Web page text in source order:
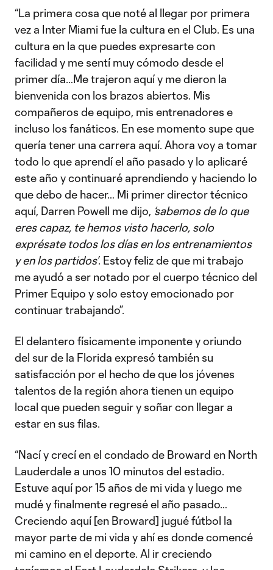
“La primera cosa que noté al llegar por primera
vez a Inter Miami fue la cultura en el Club. Es una
cultura en la que puedes expresarte con
facilidad y me sentí muy cómodo desde el
primer día…Me trajeron aquí y me dieron la
bienvenida con los brazos abiertos. Mis
compañeros de equipo, mis entrenadores e
incluso los fanáticos. En ese momento supe que
quería tener una carrera aquí. Ahora voy a tomar
todo lo que aprendí el año pasado y lo aplicaré
este año y continuaré aprendiendo y haciendo lo
que debo de hacer… Mi primer director técnico
aquí, Darren Powell me dijo, ‘sabemos de lo que
eres capaz, te hemos visto hacerlo, solo
exprésate todos los días en los entrenamientos
y en los partidos’. Estoy feliz de que mi trabajo
me ayudó a ser notado por el cuerpo técnico del
Primer Equipo y solo estoy emocionado por
continuar trabajando”.
El delantero físicamente imponente y oriundo
del sur de la Florida expresó también su
satisfacción por el hecho de que los jóvenes
talentos de la región ahora tienen un equipo
local que pueden seguir y soñar con llegar a
estar en sus filas.
“Nací y crecí en el condado de Broward en North
Lauderdale a unos 10 minutos del estadio.
Estuve aquí por 15 años de mi vida y luego me
mudé y finalmente regresé el año pasado…
Creciendo aquí [en Broward] jugué fútbol la
mayor parte de mi vida y ahí es donde comencé
mi camino en el deporte. Al ir creciendo